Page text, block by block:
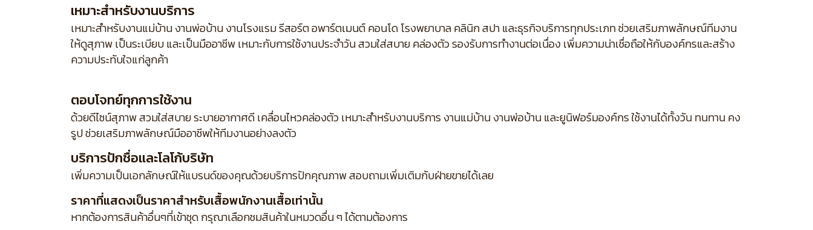
เหมาะสำหรับงานบริการ
เหมาะสำหรับงานแม่บ้าน งานพ่อบ้าน งานโรงแรม รีสอร์ต อพาร์ตเมนต์ คอนโด โรงพยาบาล คลินิก สปา และธุรกิจบริการทุกประเภท ช่วยเสริมภาพลักษณ์ทีมงาน
ให้ดูสุภาพ เป็นระเบียบ และเป็นมืออาชีพ เหมาะกับการใช้งานประจำวัน สวมใส่สบาย คล่องตัว รองรับการทำงานต่อเนื่อง เพิ่มความน่าเชื่อถือให้กับองค์กรและสร้าง
ความประทับใจแก่ลูกค้า
ตอบโจทย์ทุกการใช้งาน
ด้วยดีไซน์สุภาพ สวมใส่สบาย ระบายอากาศดี เคลื่อนไหวคล่องตัว เหมาะสำหรับงานบริการ งานแม่บ้าน งานพ่อบ้าน และยูนิฟอร์มองค์กร ใช้งานได้ทั้งวัน ทนทาน คง
รูป ช่วยเสริมภาพลักษณ์มืออาชีพให้ทีมงานอย่างลงตัว
บริการปักชื่อและโลโก้บริษัท
เพิ่มความเป็นเอกลักษณ์ให้แบรนด์ของคุณด้วยบริการปักคุณภาพ สอบถามเพิ่มเติมกับฝ่ายขายได้เลย
ราคาที่แสดงเป็นราคาสำหรับเสื้อพนักงานเสื้อเท่านั้น
หากต้องการสินค้าอื่นๆที่เข้าชุด กรุณาเลือกชมสินค้าในหมวดอื่น ๆ ได้ตามต้องการ